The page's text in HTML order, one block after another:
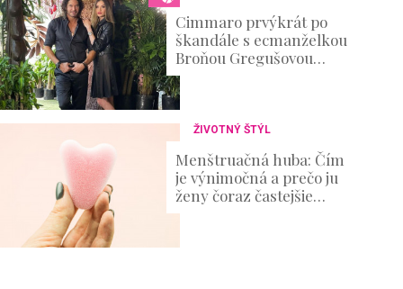
Cimmaro prvýkrát po
škandále s ecmanželkou
Broňou Gregušovou
prvýkrát prehovoril:
Existenčné problémy
ŽIVOTNÝ ŠTÝL
Menštruačná huba: Čím
je výnimočná a prečo ju
ženy čoraz častejšie
skúšajú?